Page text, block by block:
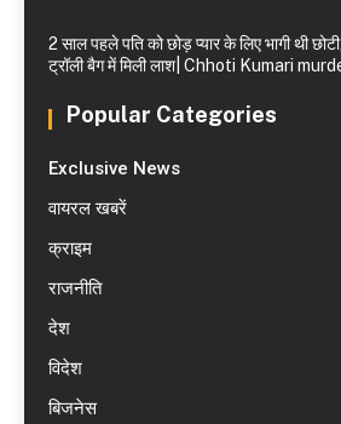
2 साल पहले पति को छोड़ प्यार के लिए भागी थी
ट्रॉली बैग में मिली लाश| Chhoti Kumari
Popular Categories
Exclusive News
वायरल खबरें
क्राइम
राजनीति
देश
विदेश
बिजनेस